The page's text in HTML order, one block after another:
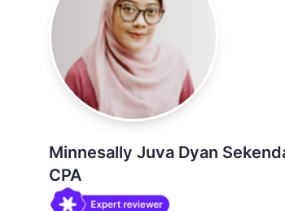
Minnesally Juva Dyan
CPA